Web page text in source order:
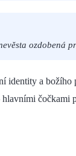
ozdobená
a
čočkami